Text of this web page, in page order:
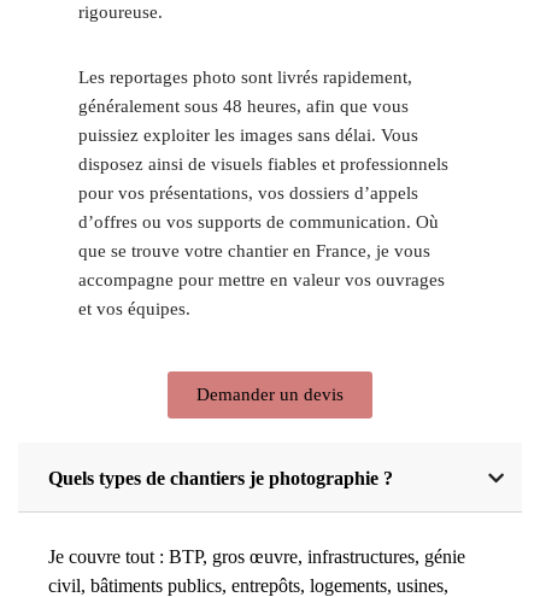
rigoureuse.
Les reportages photo sont livrés rapidement,
généralement sous 48 heures, afin que vous
puissiez exploiter les images sans délai. Vous
disposez ainsi de visuels fiables et professionnels
pour vos présentations, vos dossiers d’appels
d’offres ou vos supports de communication. Où
que se trouve votre chantier en France, je vous
accompagne pour mettre en valeur vos ouvrages
et vos équipes.
Demander un devis
Quels types de chantiers je photographie ?
Je couvre tout : BTP, gros œuvre, infrastructures, génie
civil, bâtiments publics, entrepôts, logements, usines,